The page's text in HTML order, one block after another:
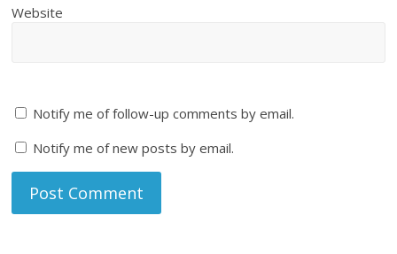
Website
Notify me of follow-up comments by email.
Notify me of new posts by email.